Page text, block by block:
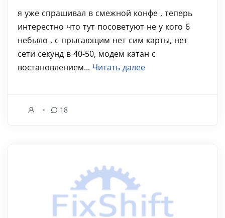
я уже спрашивал в смежной конфе , теперь
интерестно что тут посоветуют не у кого 6
небыло , с прыгающим нет сим карты, нет
сети секунд в 40-50, модем катан с
востановлением... Читать далее
18